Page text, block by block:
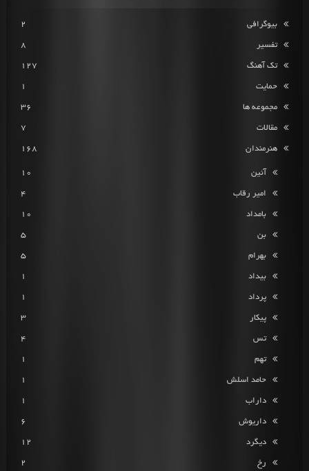
بیوگرافی 2
تفسیر 8
تک آهنگ 127
حمایت 1
مجموعه ها 36
مقالات 7
هنرمندان 168
آئین 10
امیر رقاب 4
بامداد 10
بن 5
بهرام 5
بیداد 1
پرداد 1
پیکار 3
تس 4
تهم 1
حامد اسلش 1
داراب 1
داریوش 6
دیگرد 12
رخ 2